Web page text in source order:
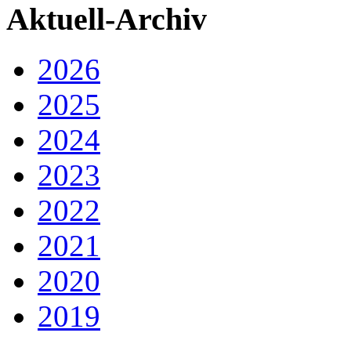
Aktuell-Archiv
2026
2025
2024
2023
2022
2021
2020
2019